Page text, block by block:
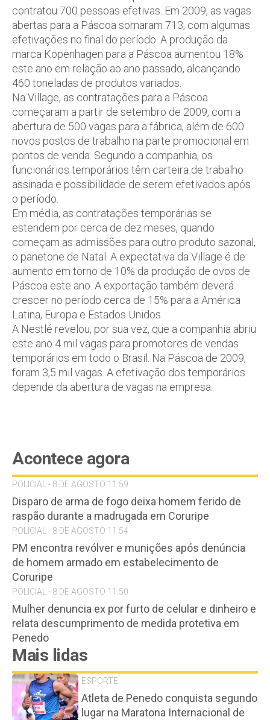
contratou 700 pessoas efetivas. Em 2009, as vagas
abertas para a Páscoa somaram 713, com algumas
efetivações no final do período. A produção da
marca Kopenhagen para a Páscoa aumentou 18%
este ano em relação ao ano passado, alcançando
460 toneladas de produtos variados.
Na Village, as contratações para a Páscoa
começaram a partir de setembro de 2009, com a
abertura de 500 vagas para a fábrica, além de 600
novos postos de trabalho na parte promocional em
pontos de venda. Segundo a companhia, os
funcionários temporários têm carteira de trabalho
assinada e possibilidade de serem efetivados após
o período.
Em média, as contratações temporárias se
estendem por cerca de dez meses, quando
começam as admissões para outro produto sazonal,
o panetone de Natal. A expectativa da Village é de
aumento em torno de 10% da produção de ovos de
Páscoa este ano. A exportação também deverá
crescer no período cerca de 15% para a América
Latina, Europa e Estados Unidos.
A Nestlé revelou, por sua vez, que a companhia abriu
este ano 4 mil vagas para promotores de vendas
temporários em todo o Brasil. Na Páscoa de 2009,
foram 3,5 mil vagas. A efetivação dos temporários
depende da abertura de vagas na empresa.
Acontece agora
POLICIAL - 8 DE AGOSTO 11:59
Disparo de arma de fogo deixa homem ferido de
raspão durante a madrugada em Coruripe
POLICIAL - 8 DE AGOSTO 11:54
PM encontra revólver e munições após denúncia
de homem armado em estabelecimento de
Coruripe
POLICIAL - 8 DE AGOSTO 11:50
Mulher denuncia ex por furto de celular e dinheiro e
relata descumprimento de medida protetiva em
Penedo
Mais lidas
ESPORTE
Atleta de Penedo conquista segundo
lugar na Maratona Internacional de